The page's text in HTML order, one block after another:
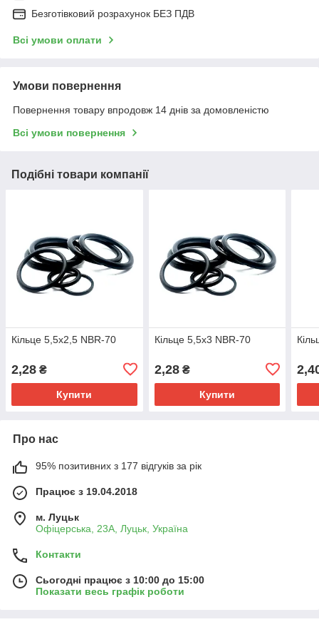
Безготівковий розрахунок БЕЗ ПДВ
Всі умови оплати
Умови повернення
Повернення товару впродовж 14 днів за домовленістю
Всі умови повернення
Подібні товари компанії
Кільце 5,5х2,5 NBR-70
2,28 ₴
Купити
Кільце 5,5х3 NBR-70
2,28₴
Купити
Про нас
95% позитивних з 177 відгуків за рік
Працює з 19.04.2018
м. Луцьк
Офіцерська, 23А, Луцьк, Україна
Контакти
Сьогодні працює з 10:00 до 15:00
Показати весь графік роботи